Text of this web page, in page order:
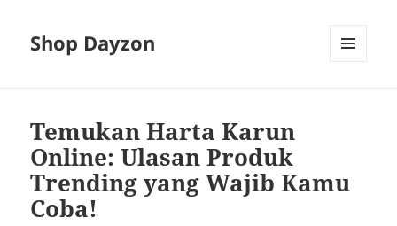
Shop Dayzon
Temukan Harta Karun
Online: Ulasan Produk
Trending yang Wajib Kamu
Coba!